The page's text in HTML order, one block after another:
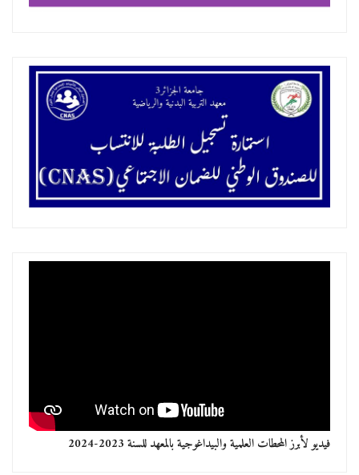
فيديو لأبرز المحطات العلمية والبيداغوجية بالمعهد للسنة 2023-2024